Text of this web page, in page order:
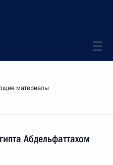
материалы
Абдельфаттахом